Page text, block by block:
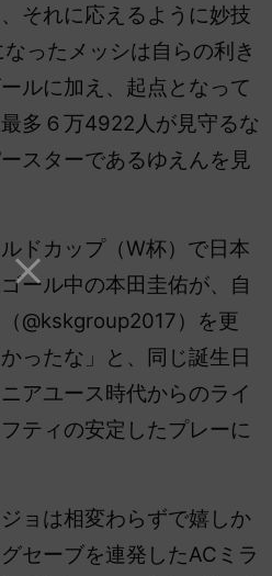
それに応えるように妙技
ったメッシは自らの利き
ルに加え、起点となって
多６万4922人が見守るな
スターであるゆえんを見
ドカップ（W杯）で日本
ール中の本田圭佑が、自
@kskgroup2017）を更
ったな」と、同じ誕生日
アユース時代からのライ
ティの安定したプレーに
ョは相変わらずで嬉しか
セーブを連発したACミラ